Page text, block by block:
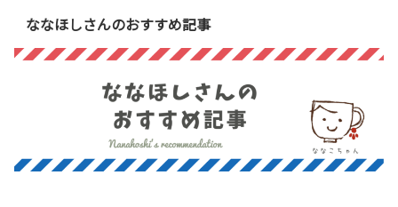
ななほしさんのおすすめ記事